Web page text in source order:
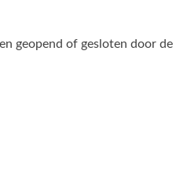
geopend of gesloten door de